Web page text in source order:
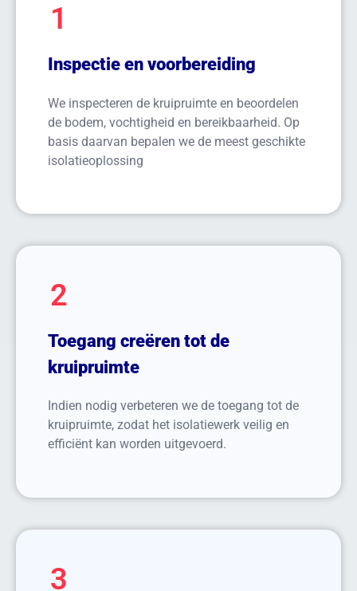
1
Inspectie en voorbereiding
We inspecteren de kruipruimte en beoordelen
de bodem, vochtigheid en bereikbaarheid. Op
basis daarvan bepalen we de meest geschikte
isolatieoplossing
2
Toegang creëren tot de
kruipruimte
Indien nodig verbeteren we de toegang tot de
kruipruimte, zodat het isolatiewerk veilig en
efficiënt kan worden uitgevoerd.
3